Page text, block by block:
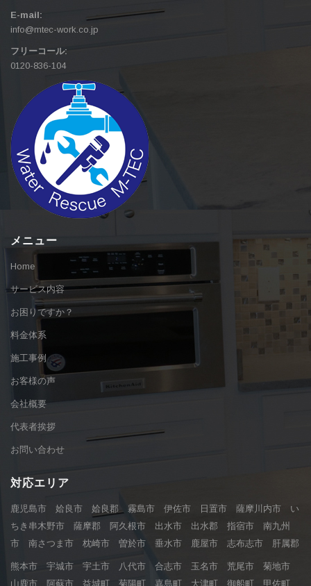
E-mail:
info@mtec-work.co.jp
フリーコール:
0120-836-104
メニュー
Home
サービス内容
お困りですか？
料金体系
施工事例
お客様の声
会社概要
代表者挨拶
お問い合わせ
対応エリア
鹿児島市 姶良市 姶良郡 霧島市 伊佐市 日置市 薩摩川内市 い
ちき串木野市 薩摩郡 阿久根市 出水市 出水郡 指宿市 南九州
市 南さつま市 枕崎市 曽於市 垂水市 鹿屋市 志布志市 肝属郡
熊本市 宇城市 宇土市 八代市 合志市 玉名市 荒尾市 菊地市
山鹿市 阿蘇市 益城町 菊陽町 嘉島町 大津町 御船町 甲佐町